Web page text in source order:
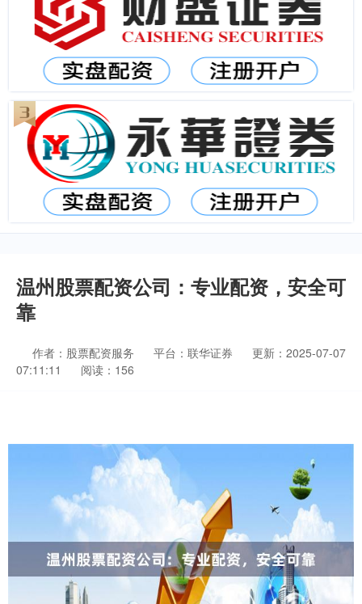
温州股票配资公司：专业配资，安全可
靠
作者：股票配资服务 平台：联华证券
更新：2025-07-07
07:11:11
阅读：156